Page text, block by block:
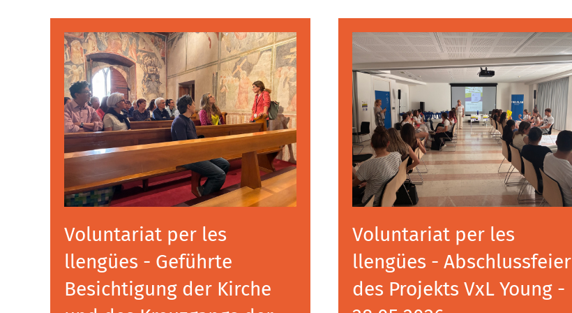
Voluntariat per les
llengües - Geführte
Besichtigung der Kirche
Voluntariat per les
llengües - Abschlussfeier
des Projekts VxL Young -